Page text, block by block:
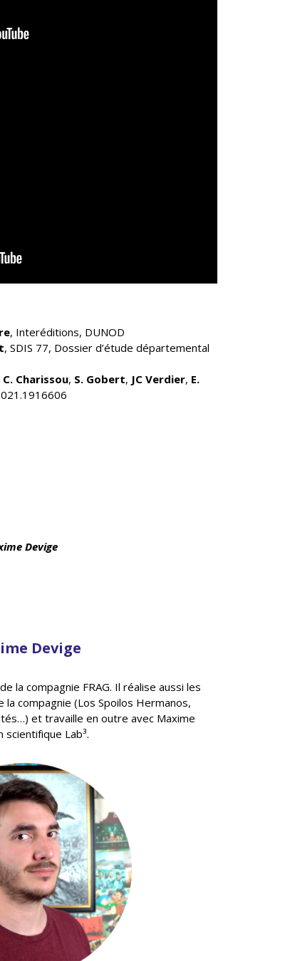
, Interéditions, DUNOD
, SDIS 77, Dossier d’étude départemental
C. Charissou, S. Gobert, JC Verdier, E.
Devige
Devige
la compagnie FRAG. Il réalise aussi les
la compagnie (Los Spoilos Hermanos,
et travaille en outre avec Maxime
scientifique Lab³.